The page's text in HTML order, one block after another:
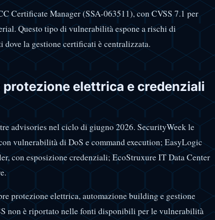
Certificate Manager (SSA-063511), con CVSS 7.1 per
Questo tipo di vulnerabilità espone a rischi di
la gestione certificati è centralizzata.
elettrica e credenziali
advisories nel ciclo di giugno 2026. SecurityWeek le
vulnerabilità di DoS e command execution; EasyLogic
con esposizione credenziali; EcoStruxure IT Data Center
protezione elettrica, automazione building e gestione
non è riportato nelle fonti disponibili per le vulnerabilità